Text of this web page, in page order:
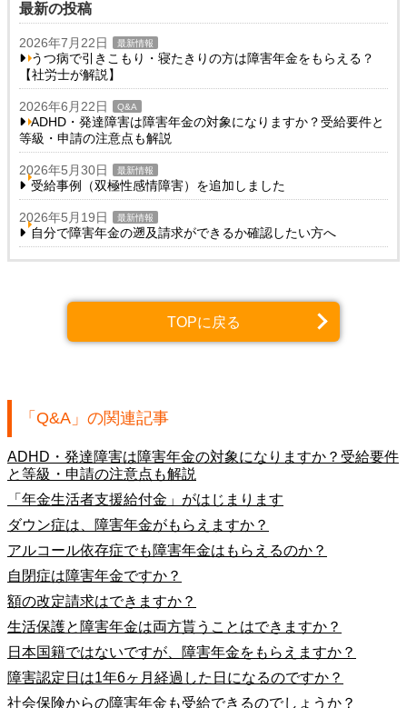
最新の投稿
2026年7月22日 最新情報
うつ病で引きこもり・寝たきりの方は障害年金をもらえる？
【社労士が解説】
2026年6月22日 Q&A
ADHD・発達障害は障害年金の対象になりますか？受給要件と
等級・申請の注意点も解説
2026年5月30日 最新情報
受給事例（双極性感情障害）を追加しました
2026年5月19日 最新情報
自分で障害年金の遡及請求ができるか確認したい方へ
TOPに戻る
「Q&A」の関連記事
ADHD・発達障害は障害年金の対象になりますか？受給要件
と等級・申請の注意点も解説
「年金生活者支援給付金」がはじまります
ダウン症は、障害年金がもらえますか？
アルコール依存症でも障害年金はもらえるのか？
自閉症は障害年金ですか？
額の改定請求はできますか？
生活保護と障害年金は両方貰うことはできますか？
日本国籍ではないですが、障害年金をもらえますか？
障害認定日は1年6ヶ月経過した日になるのですか？
社会保険からの障害年金も受給できるのでしょうか？